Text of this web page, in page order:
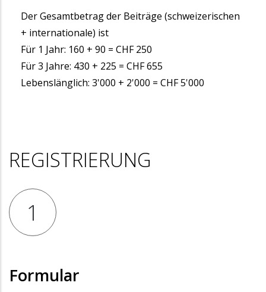
Der Gesamtbetrag der Beiträge (schweizerischen
+ internationale) ist
Für 1 Jahr: 160 + 90 = CHF 250
Für 3 Jahre: 430 + 225 = CHF 655
Lebenslänglich: 3'000 + 2'000 = CHF 5'000
REGISTRIERUNG
1
Formular